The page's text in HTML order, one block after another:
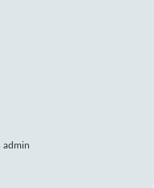
admin